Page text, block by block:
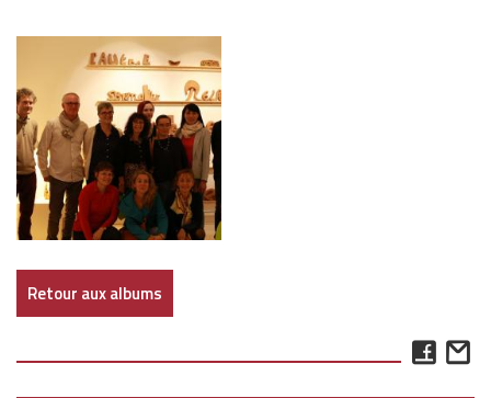
Retour aux albums